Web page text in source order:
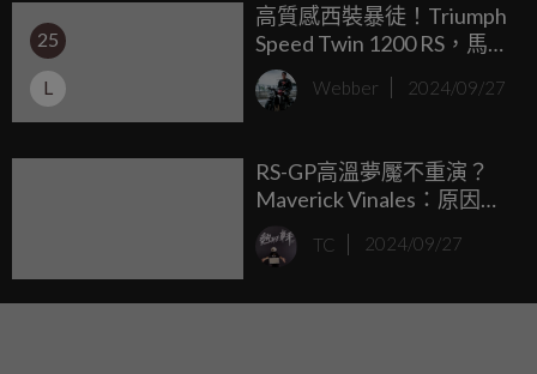
是歐洲市場最近推出的2025年式版本Kawasaki Versys
1100！
25
L
高質感西裝暴徒！Triumph
Speed Twin 1200 RS，馬力
多5PS、可調避震、騎乘姿
勢更戰鬥Webber 2024/09/27
RS-GP高溫夢魘不重演？
Maverick Vinales：原因來
自於Mandalika賽道佈局！
TC 2024/09/27